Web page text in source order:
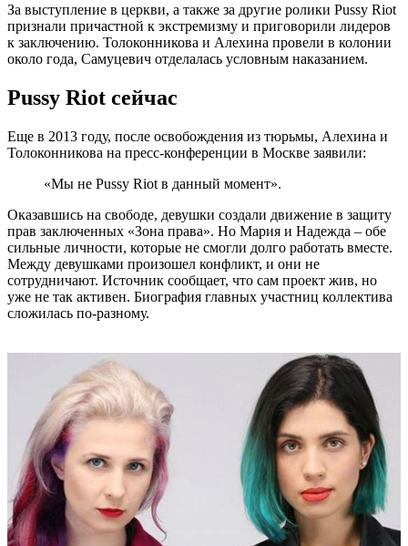
За выступление в церкви, а также за другие ролики Pussy Riot
признали причастной к экстремизму и приговорили лидеров
к заключению. Толоконникова и Алехина провели в колонии
около года, Самуцевич отделалась условным наказанием.
Pussy Riot сейчас
Еще в 2013 году, после освобождения из тюрьмы, Алехина и
Толоконникова на пресс-конференции в Москве заявили:
«Мы не Pussy Riot в данный момент».
Оказавшись на свободе, девушки создали движение в защиту
прав заключенных «Зона права». Но Мария и Надежда – обе
сильные личности, которые не смогли долго работать вместе.
Между девушками произошел конфликт, и они не
сотрудничают. Источник сообщает, что сам проект жив, но
уже не так активен. Биография главных участниц коллектива
сложилась по-разному.